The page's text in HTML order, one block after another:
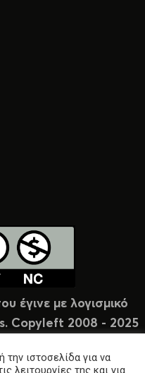
έγινε με λογισμικό
Copyleft 2008 - 2025
ιστοσελίδα για να
λειτουργίες της και για